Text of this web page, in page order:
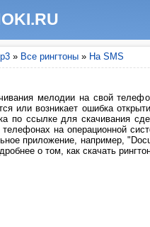
» Все рингтоны » На SMS
мелодии на свой
или возникает ошибка
по ссылке для скачивания
на операционной
приложение, например,
о том, как скачать